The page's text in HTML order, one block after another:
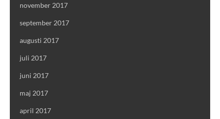
november 2017
september 2017
augusti 2017
juli 2017
juni 2017
maj 2017
april 2017